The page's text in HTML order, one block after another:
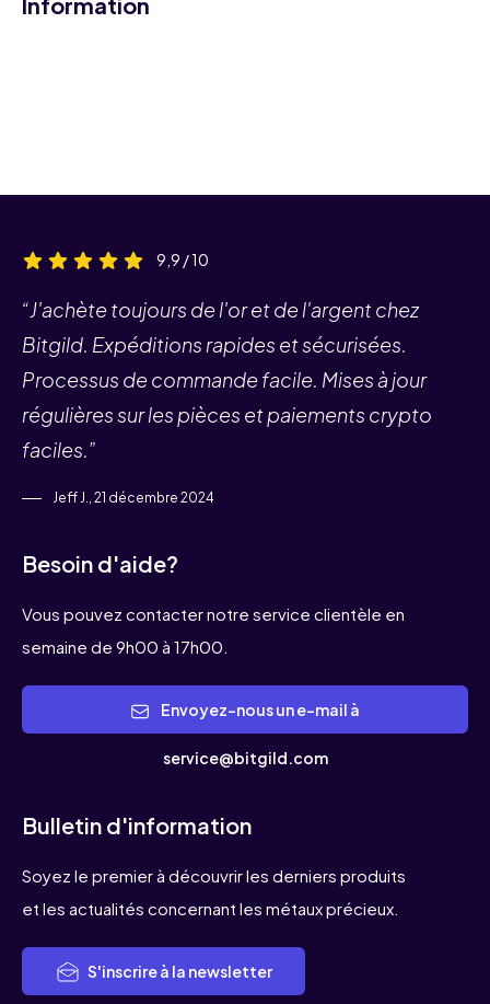
9,9 / 10
“J'achète toujours de l'or et de l'argent chez
Bitgild. Expéditions rapides et sécurisées.
Processus de commande facile. Mises à jour
régulières sur les pièces et paiements crypto
faciles.”
Jeff J., 21 décembre 2024
Besoin d'aide?
Vous pouvez contacter notre service clientèle en
semaine de 9h00 à 17h00.
service@bitgild.com
Bulletin d'information
Soyez le premier à découvrir les derniers produits
et les actualités concernant les métaux précieux.
S'inscrire à la newsletter